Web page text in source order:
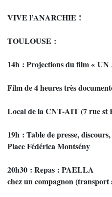
VIVE l’ANARCHIE !
TOULOUSE :
14h : Projections du film «
Film de 4 heures très
Local de la CNT-AIT (7 rue st
19h : Table de presse,
Place Fédérica Montsény
20h30 : Repas : PAELLA
chez un compagnon (transport